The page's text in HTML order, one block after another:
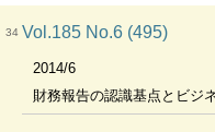
34 Vol.185 No.6 (495)
2014/6
財務報告の認識基点とビジ